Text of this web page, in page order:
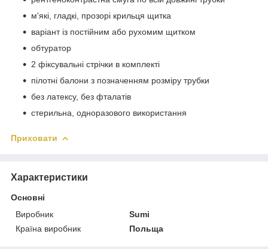
м'які, гладкі, прозорі крильця щитка
варіант із постійним або рухомим щитком
обтуратор
2 фіксувальні стрічки в комплекті
пілотні балони з позначенням розміру трубки
без латексу, без фталатів
стерильна, одноразового використання
Приховати
Характеристики
Основні
Виробник
Sumi
Країна виробник
Польща